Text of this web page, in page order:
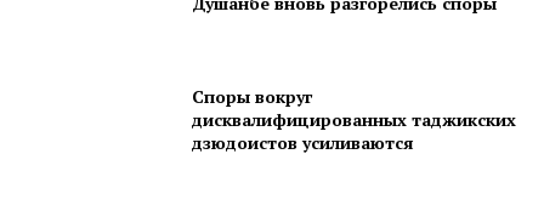
Споры вокруг
дисквалифицированных таджикских
дзюдоистов усиливаются